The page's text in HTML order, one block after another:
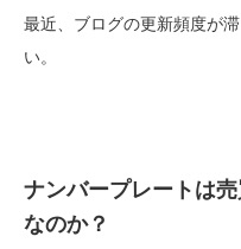
最近、ブログの更新頻度が
い。
ナンバープレートは
なのか？